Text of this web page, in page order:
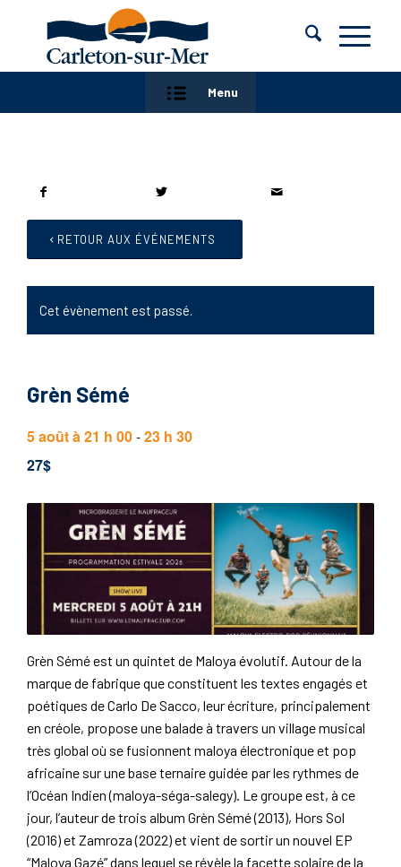
Menu
RETOUR AUX ÉVÉNEMENTS
Cet évènement est passé.
Grèn Sémé
5 août à 21 h 00-23 h 30
27$
‌Grèn Sémé est un quintet de Maloya évolutif. Autour de la
marque de fabrique que constituent les textes engagés et
poétiques de Carlo De Sacco, leur écriture, principalement
en créole, propose une balade à travers un village musical
très global où se fusionnent maloya électronique et pop
africaine sur une base ternaire guidée par les rythmes de
l’Océan Indien (maloya-séga-salegy). Le groupe est, à ce
jour, l’auteur de trois album Grèn Sémé (2013), Hors Sol
(2016) et Zamroza (2022) et vient de sortir un nouvel EP
“Maloya Gazé” dans lequel se révèle la facette solaire de la